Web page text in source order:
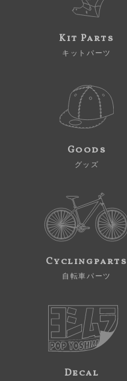
Kit Parts
キットパーツ
Goods
グッズ
Cyclingparts
自転車パーツ
Decal